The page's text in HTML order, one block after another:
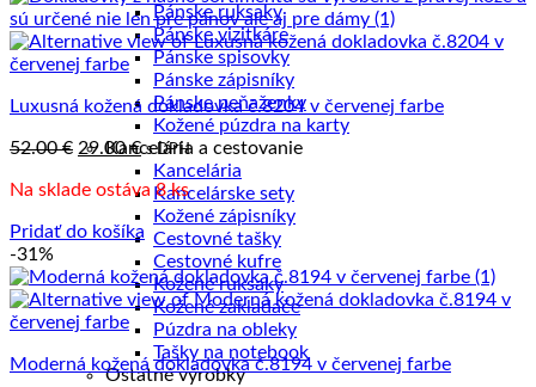
Pánske ruksaky
Pánske vizitkáre
Pánske spisovky
Pánske zápisníky
Pánske peňaženky
Kožené púzdra na karty
Kancelária a cestovanie
Kancelária
Kancelárske sety
Kožené zápisníky
Cestovné tašky
Cestovné kufre
Kožené ruksaky
Kožené zakladače
Púzdra na obleky
Tašky na notebook
Ostatné výrobky
Luxusná kožená dokladovka č.8204 v červenej farbe
52.00€ Pôvodná
bola:
52.00 €.
29.00€Aktuálna
cena
je:
29.00 €.
s DPH
Na sklade ostáva 8 ks
Pridať do košíka
-31%
Moderná kožená dokladovka č.8194 v červenej farbe